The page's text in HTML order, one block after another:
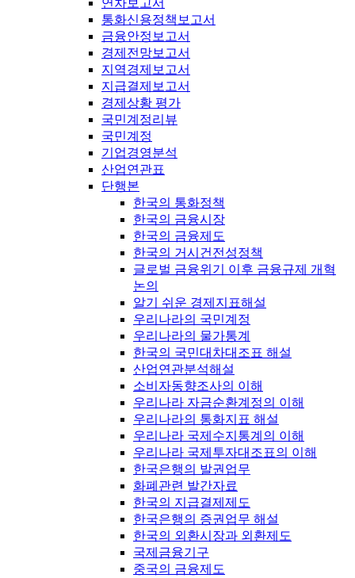
연차보고서
통화신용정책보고서
금융안정보고서
경제전망보고서
지역경제보고서
지급결제보고서
경제상황 평가
국민계정리뷰
국민계정
기업경영분석
산업연관표
단행본
한국의 통화정책
한국의 금융시장
한국의 금융제도
한국의 거시건전성정책
글로벌 금융위기 이후 금융규제 개혁
논의
알기 쉬운 경제지표해설
우리나라의 국민계정
우리나라의 물가통계
한국의 국민대차대조표 해설
산업연관분석해설
소비자동향조사의 이해
우리나라 자금순환계정의 이해
우리나라의 통화지표 해설
우리나라 국제수지통계의 이해
우리나라 국제투자대조표의 이해
한국은행의 발권업무
화폐관련 발간자료
한국의 지급결제제도
한국은행의 증권업무 해설
한국의 외환시장과 외환제도
국제금융기구
중국의 금융제도